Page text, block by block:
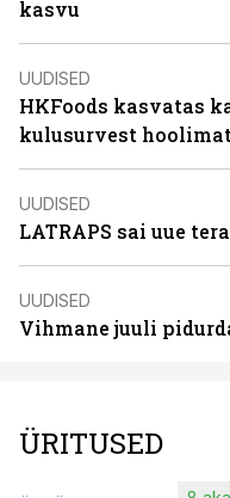
kasvu
UUDISED
HKFoods kasvatas
kulusurvest
UUDISED
LATRAPS sai uue
UUDISED
Vihmane juuli
ÜRITUSED